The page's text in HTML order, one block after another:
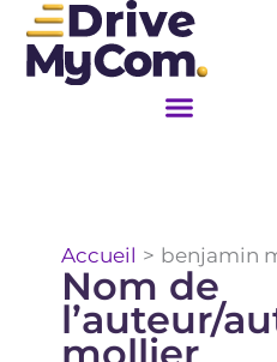
Aller
contenu
Accueil benjamin
Nom de
l’auteur/
mollier